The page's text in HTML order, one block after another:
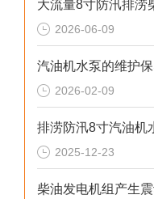
2026-06-09
汽油机水泵的维护
2026-02-09
2025-12-23